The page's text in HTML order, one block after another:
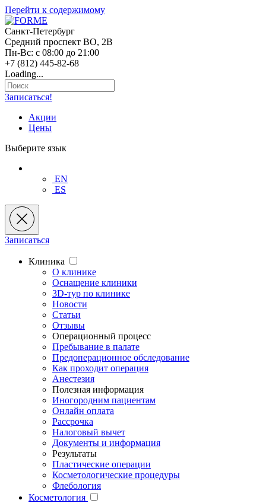
Перейти к содержимому
Санкт-Петербург
Средний проспект ВО, 2В
Пн-Вс: с 08:00 до 21:00
+7 (812) 445-82-68
Loading...
Записаться!
Акции
Цены
Выберите язык
EN
ES
Записаться
Клиника
О клинике
Оснащение клиники
3D-тур по клинике
Новости
Статьи
Отзывы
Операционный процесс
Пребывание в палате
Предоперационное обследование
Как проходит операция
Анестезия
Полезная информация
Иногородним пациентам
Онлайн оплата
Рассрочка
Налоговый вычет
Документы и информация
Результаты
Пластические операции
Косметологические процедуры
Флебология
Косметология